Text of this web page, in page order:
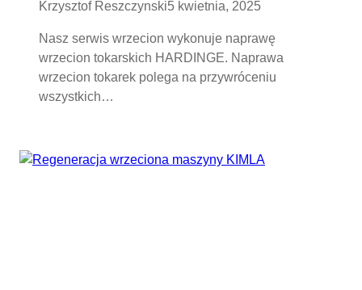
Krzysztof Reszczynski5 kwietnia, 2025
Nasz serwis wrzecion wykonuje naprawę
wrzecion tokarskich HARDINGE. Naprawa
wrzecion tokarek polega na przywróceniu
wszystkich…